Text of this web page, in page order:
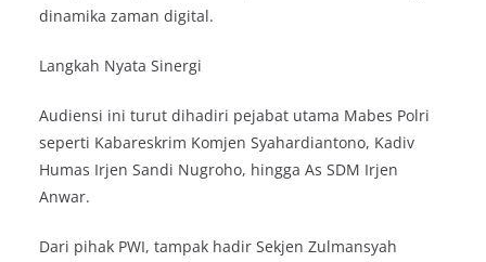
dinamika zaman digital.
Langkah Nyata Sinergi
Audiensi ini turut dihadiri pejabat utama Mabes Polri
seperti Kabareskrim Komjen Syahardiantono, Kadiv
Humas Irjen Sandi Nugroho, hingga As SDM Irjen
Anwar.
Dari pihak PWI, tampak hadir Sekjen Zulmansyah